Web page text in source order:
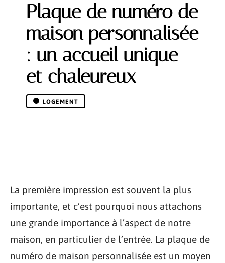
Plaque de numéro de
maison personnalisée
: un accueil unique
et chaleureux
LOGEMENT
La première impression est souvent la plus
importante, et c’est pourquoi nous attachons
une grande importance à l’aspect de notre
maison, en particulier de l’entrée. La plaque de
numéro de maison personnalisée est un moyen